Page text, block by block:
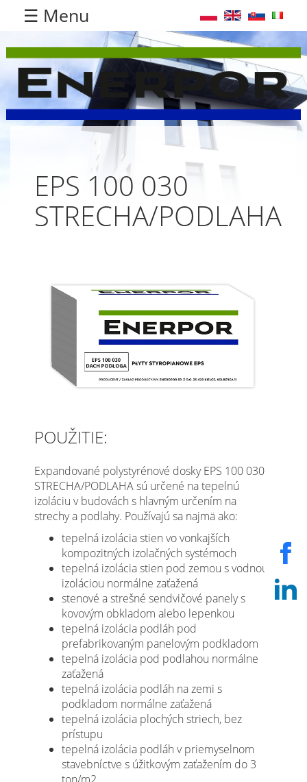
☰ Menu
EPS 100 030
STRECHA/PODLAHA
POUŽITIE:
Expandované polystyrénové dosky EPS 100 030
STRECHA/PODLAHA sú určené na tepelnú
izoláciu v budovách s hlavným určením na
strechy a podlahy. Používajú sa najmä ako:
tepelná izolácia stien vo vonkajších
kompozitných izolačných systémoch
tepelná izolácia stien pod zemou s vodnou
izoláciou normálne zaťažená
stenové a strešné sendvičové panely s
kovovým obkladom alebo lepenkou
tepelná izolácia podláh pod
prefabrikovaným panelovým podkladom
tepelná izolácia pod podlahou normálne
zaťažená
tepelná izolácia podláh na zemi s
podkladom normálne zaťažená
tepelná izolácia plochých striech, bez
prístupu
tepelná izolácia podláh v priemyselnom
stavebníctve s úžitkovým zaťažením do 3